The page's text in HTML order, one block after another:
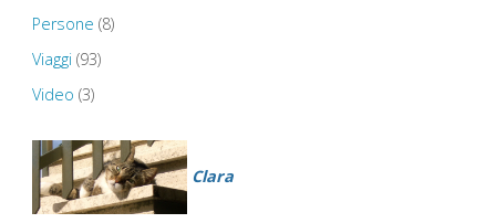
Persone (8)
Viaggi (93)
Video (3)
Clara